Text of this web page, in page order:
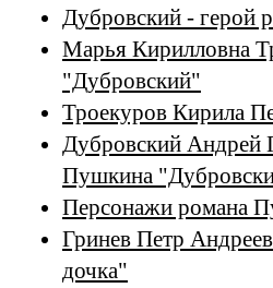
Дубровский - герой
Марья Кирилловна
"Дубровский"
Троекуров Кирила
Дубровский Андрей
Пушкина
Персонажи романа
Гринев Петр
дочка"